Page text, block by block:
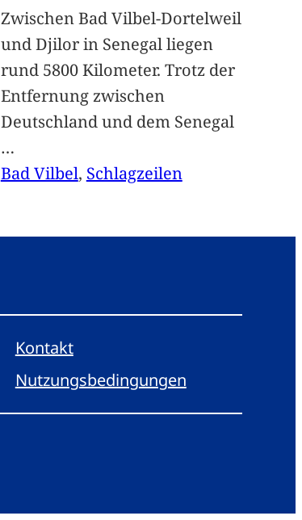
Zwischen Bad Vilbel-Dortelweil
und Djilor in Senegal liegen
rund 5800 Kilometer. Trotz der
Entfernung zwischen
Deutschland und dem Senegal
…
Bad Vilbel, Schlagzeilen
Kontakt
Nutzungsbedingungen